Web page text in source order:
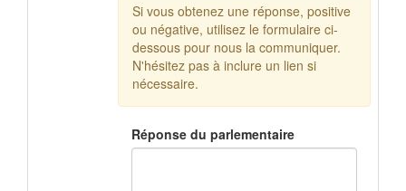
Si vous obtenez une réponse, positive
ou négative, utilisez le formulaire ci-
dessous pour nous la communiquer.
N'hésitez pas à inclure un lien si
nécessaire.
Réponse du parlementaire